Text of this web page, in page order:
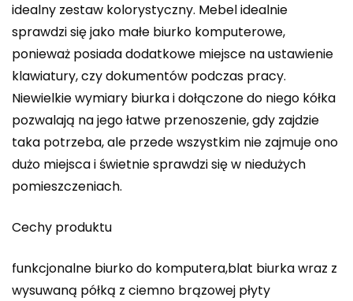
idealny zestaw kolorystyczny. Mebel idealnie
sprawdzi się jako małe biurko komputerowe,
ponieważ posiada dodatkowe miejsce na ustawienie
klawiatury, czy dokumentów podczas pracy.
Niewielkie wymiary biurka i dołączone do niego kółka
pozwalają na jego łatwe przenoszenie, gdy zajdzie
taka potrzeba, ale przede wszystkim nie zajmuje ono
dużo miejsca i świetnie sprawdzi się w niedużych
pomieszczeniach.
Cechy produktu
funkcjonalne biurko do komputera,blat biurka wraz z
wysuwaną półką z ciemno brązowej płyty